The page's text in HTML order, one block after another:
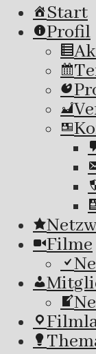
Start
Profil
Filme